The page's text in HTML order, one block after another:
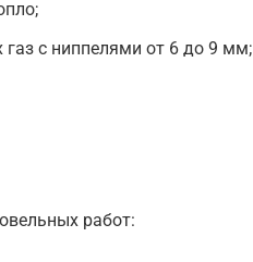
с ниппелями от 6 до 9 мм;
работ: